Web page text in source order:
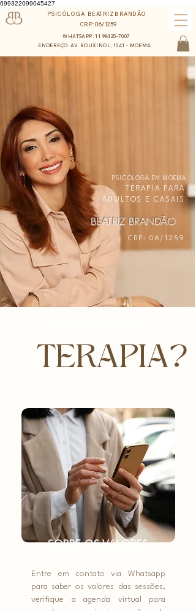
699322099045427
PSICÓLOGA BEATRIZ BRANDÃO
CRP:06/1259
ENDEREÇO: AV. ROUXINOL, 1041 - MOEMA
WHATSAPP: 11 99425-7007
PSICÓLOGA EM MOEMA
TERAPIA PARA
ADULTOS E CASAIS
CRP: 06/1259
BEATRIZ BRANDÃO
TERAPIA?
SOBRE OS VALORES
Entre em contato via Whatsapp
para saber os valores das sessões,
verifique a agenda virtual para